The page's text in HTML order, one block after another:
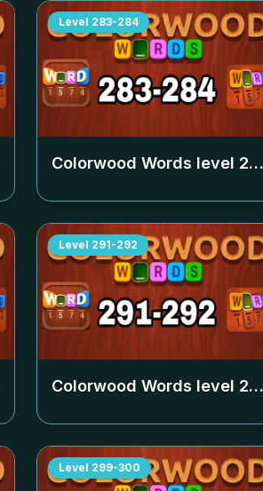
Level 283-284
Colorwood Words level 283-284
Level 291-292
Colorwood Words level 291-292
Level 299-300